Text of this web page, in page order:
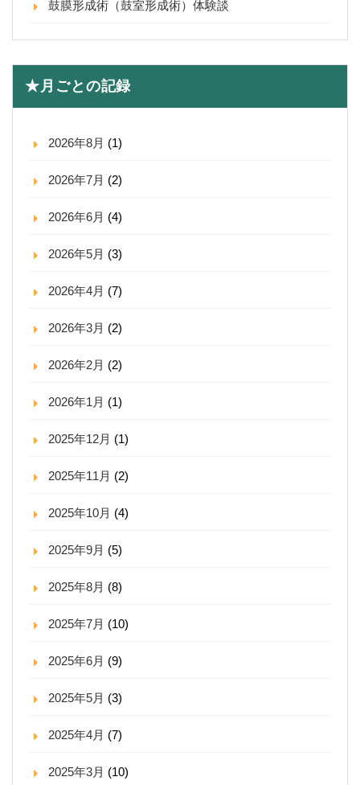
鼓膜形成術（鼓室形成術）体験談
★月ごとの記録
2026年8月 (1)
2026年7月 (2)
2026年6月 (4)
2026年5月 (3)
2026年4月 (7)
2026年3月 (2)
2026年2月 (2)
2026年1月 (1)
2025年12月 (1)
2025年11月 (2)
2025年10月 (4)
2025年9月 (5)
2025年8月 (8)
2025年7月 (10)
2025年6月 (9)
2025年5月 (3)
2025年4月 (7)
2025年3月 (10)